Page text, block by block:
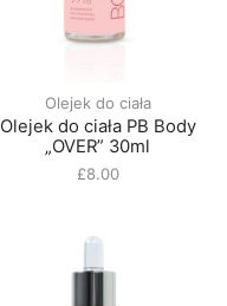
Olejek do ciała
Olejek do ciała PB Body
„OVER” 30ml
£8.00